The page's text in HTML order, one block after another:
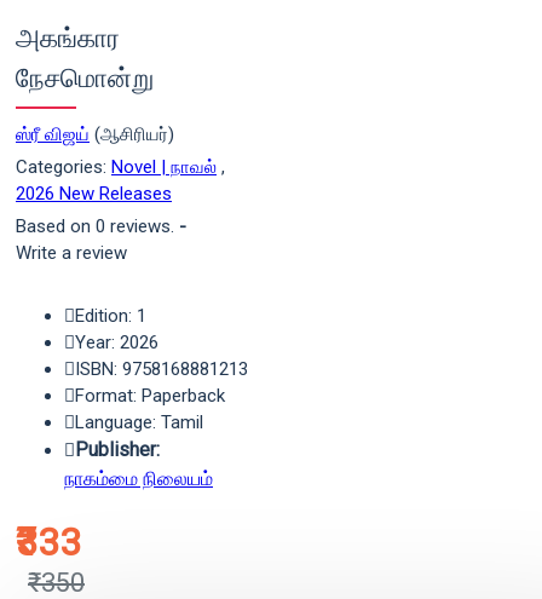
அகங்கார
நேசமொன்று
ஸ்ரீ விஜய் (ஆசிரியர்)
Categories: Novel | நாவல் ,
2026 New Releases
Based on 0 reviews. -
Write a review
₹333
₹350
Edition: 1
Year: 2026
ISBN: 9758168881213
Format: Paperback
Language: Tamil
Publisher:
நாகம்மை நிலையம்